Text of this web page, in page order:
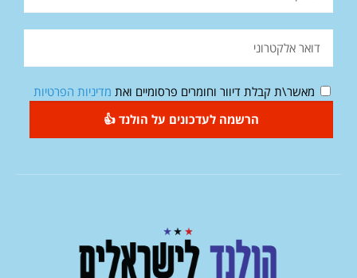
מאשר\ת קבלת דיוור וחומרים פרסומיים ואת מדיניות הפרטיות
הרשמה לעדכונים על הולנד 👍